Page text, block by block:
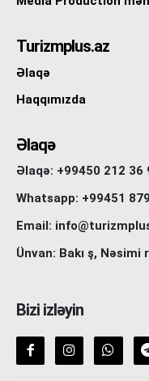
Turizmplus.az
Əlaqə
Haqqımızda
Əlaqə
Əlaqə: +99450 212 36
Whatsapp: +99451
Email:
Ünvan: Bakı ş, Nəsimi
Bizi izləyin